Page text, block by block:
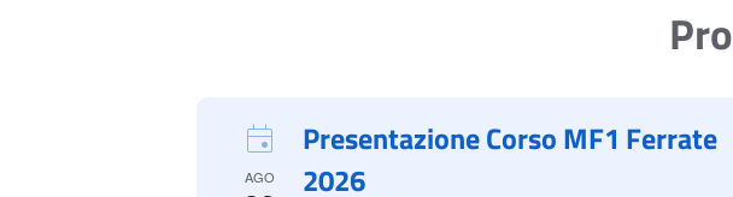
AGO
Presentazione Corso MF1 Ferrate
2026